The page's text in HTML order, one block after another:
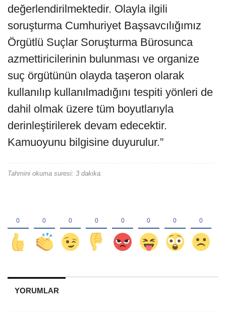
değerlendirilmektedir. Olayla ilgili
soruşturma Cumhuriyet Başsavcılığımız
Örgütlü Suçlar Soruşturma Bürosunca
azmettiricilerinin bulunması ve organize
suç örgütünün olayda taşeron olarak
kullanılıp kullanılmadığını tespiti yönleri de
dahil olmak üzere tüm boyutlarıyla
derinleştirilerek devam edecektir.
Kamuoyunu bilgisine duyurulur.”
Tahmini okuma suresi: 3 dakika.
YORUMLAR